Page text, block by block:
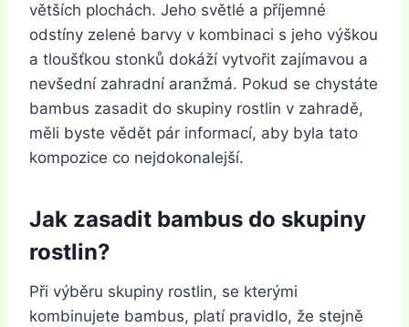
větších plochách. Jeho světlé a příjemné
odstíny zelené barvy v kombinaci s jeho výškou
a tloušťkou stonků dokáží vytvořit zajímavou a
nevšední zahradní aranžmá. Pokud se chystáte
bambus zasadit do skupiny rostlin v zahradě,
měli byste vědět pár informací, aby byla tato
kompozice co nejdokonalejší.
Jak zasadit bambus do skupiny
rostlin?
Při výběru skupiny rostlin, se kterými
kombinujete bambus, platí pravidlo, že stejně